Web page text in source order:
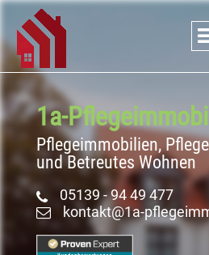
1a-Pflege
Pflegeimmobilien,
und Betreutes Wohnen
05139 - 94 49 477
kontakt@1a-